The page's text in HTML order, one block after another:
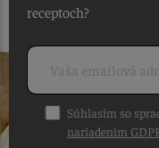
receptoch?
Súhlasím so
nariadením